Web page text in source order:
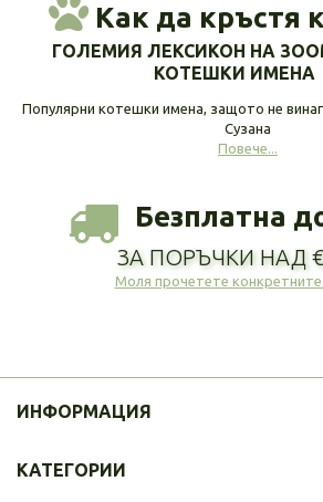
Как да кръстя
ГОЛЕМИЯ ЛЕКСИКОН НА
КОТЕШКИ ИМЕНА
Популярни котешки имена, защото не
Сузана
Повече...
Безплатна
ЗА ПОРЪЧКИ НАД
Моля прочетете конкретните
ИНФОРМАЦИЯ
КАТЕГОРИИ